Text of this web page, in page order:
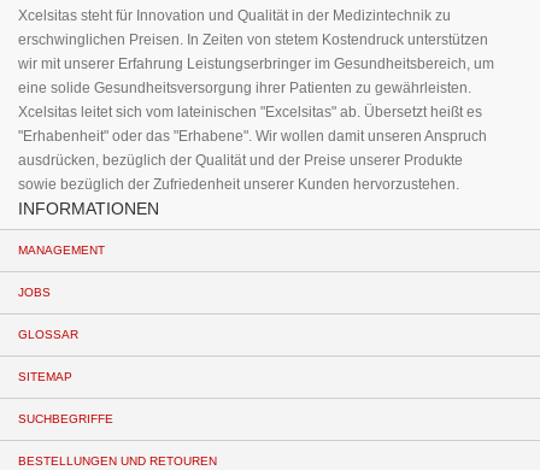
Xcelsitas steht für Innovation und Qualität in der Medizintechnik zu
erschwinglichen Preisen. In Zeiten von stetem Kostendruck unterstützen
wir mit unserer Erfahrung Leistungserbringer im Gesundheitsbereich, um
eine solide Gesundheitsversorgung ihrer Patienten zu gewährleisten.
Xcelsitas leitet sich vom lateinischen "Excelsitas" ab. Übersetzt heißt es
"Erhabenheit" oder das "Erhabene". Wir wollen damit unseren Anspruch
ausdrücken, bezüglich der Qualität und der Preise unserer Produkte
sowie bezüglich der Zufriedenheit unserer Kunden hervorzustehen.
INFORMATIONEN
MANAGEMENT
JOBS
GLOSSAR
SITEMAP
SUCHBEGRIFFE
BESTELLUNGEN UND RETOUREN